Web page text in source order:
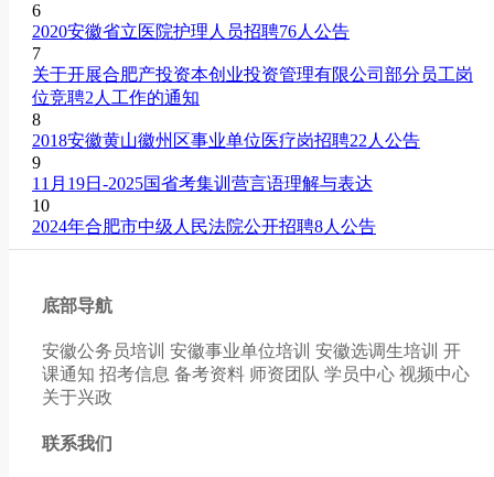
6
2020安徽省立医院护理人员招聘76人公告
7
关于开展合肥产投资本创业投资管理有限公司部分员工岗
位竞聘2人工作的通知
8
2018安徽黄山徽州区事业单位医疗岗招聘22人公告
9
11月19日-2025国省考集训营言语理解与表达
10
2024年合肥市中级人民法院公开招聘8人公告
底部导航
安徽公务员培训 安徽事业单位培训 安徽选调生培训 开
课通知 招考信息 备考资料 师资团队 学员中心 视频中心
关于兴政
联系我们